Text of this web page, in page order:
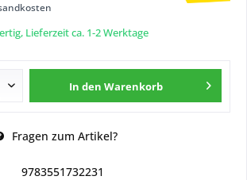
Lieferzeit ca. 1-2 Werktage
In den Warenkorb
Fragen zum Artikel?
9783551732231